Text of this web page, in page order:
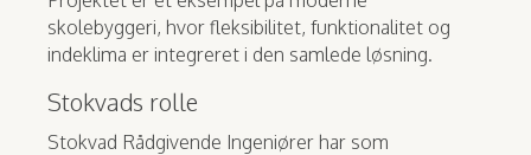
skolebyggeri, hvor fleksibilitet, funktionalitet og
indeklima er integreret i den samlede løsning.
Stokvads rolle
Stokvad Rådgivende Ingeniører har som